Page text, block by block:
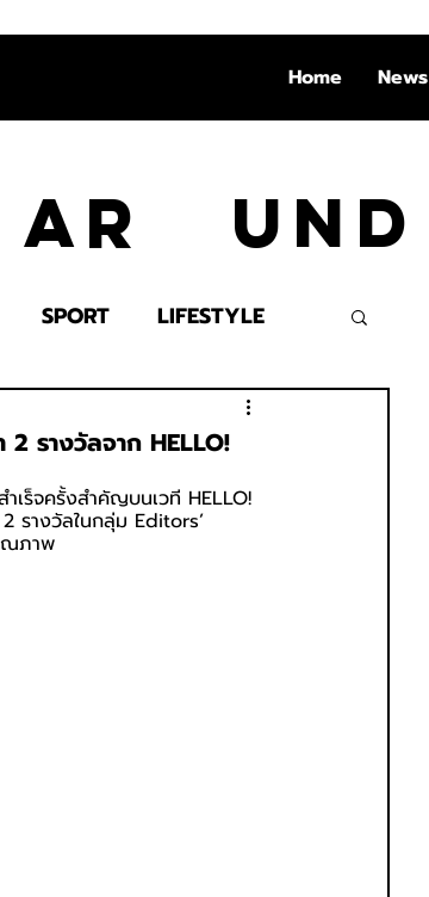
Home News
Ar und
SPORT LIFESTYLE
รางวัลจาก HELLO!
เร็จครั้งสำคัญบนเวที HELLO!
รางวัลในกลุ่ม Editors’
ณภาพ